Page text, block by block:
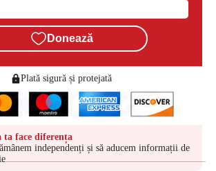
Donează
Plată sigură și protejată
face diferența
independenți și să aducem informații de